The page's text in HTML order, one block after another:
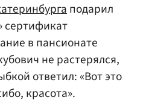
подарил
сертификат
в пансионате
не растерялся,
ответил: «Вот это
красота».